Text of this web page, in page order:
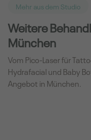
Mehr aus dem Studio
Weitere
München
Vom Pico-Laser für
Hydrafacial und Baby
Angebot in München.
Botox